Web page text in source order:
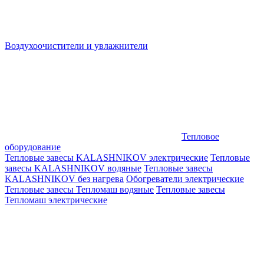
Воздухоочистители и увлажнители
Тепловое
оборудование
Тепловые завесы KALASHNIKOV электрические Тепловые
завесы KALASHNIKOV водяные Тепловые завесы
KALASHNIKOV без нагрева Обогреватели электрические
Тепловые завесы Тепломаш водяные Тепловые завесы
Тепломаш электрические